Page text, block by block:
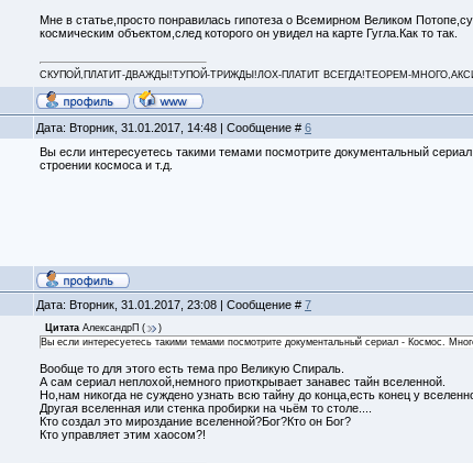
Мне в статье,просто понравилась гипотеза о Всемирном Великом
космическим объектом,след которого он увидел на карте Гугла.Как то так.
СКУПОЙ,ПЛАТИТ-ДВАЖДЫ!ТУПОЙ-ТРИЖДЫ!ЛОХ-ПЛАТИТ ВСЕГДА!ТЕОРЕМ-
Дата: Вторник, 31.01.2017, 14:48 | Сообщение # 6
Вы если интересуетесь такими темами посмотрите документальный
строении космоса и т.д.
Дата: Вторник, 31.01.2017, 23:08 | Сообщение # 7
Цитата АлександрП (
)
Вы если интересуетесь такими темами посмотрите документальный сериал - Космос.
Вообще то для этого есть тема про Великую Спираль.
А сам сериал неплохой,немного приоткрывает занавес тайн вселенной.
Но,нам никогда не суждено узнать всю тайну до конца,есть конец у
Другая вселенная или стенка пробирки на чьём то столе....
Кто создал это мироздание вселенной?Бог?Кто он Бог?
Кто управляет этим хаосом?!